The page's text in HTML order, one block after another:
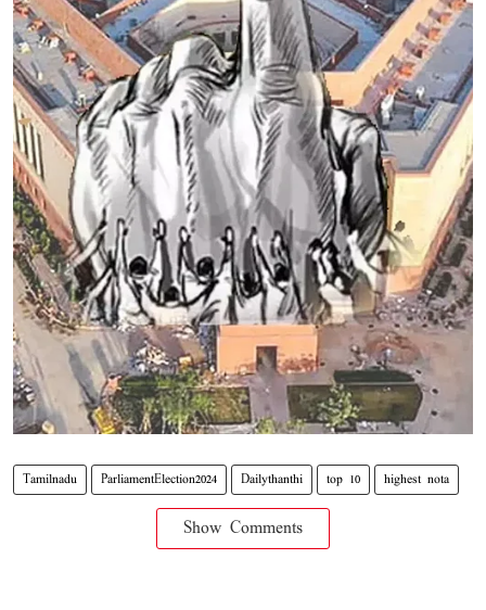
Tamilnadu ParliamentElection2024 Dailythanthi top 10 highest nota
Show Comments